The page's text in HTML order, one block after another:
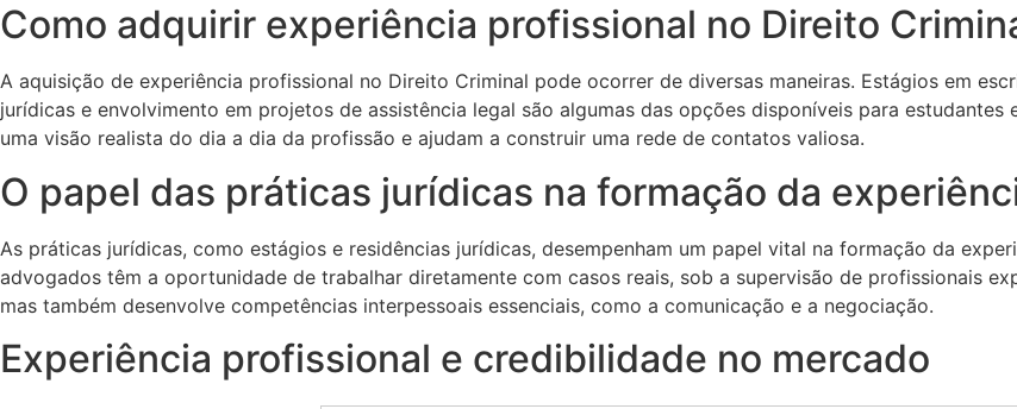
Como adquirir experiência profissional no Direito
A aquisição de experiência profissional no Direito Criminal pode ocorrer de diversas maneiras. Estágios em
jurídicas e envolvimento em projetos de assistência legal são algumas das opções disponíveis para
uma visão realista do dia a dia da profissão e ajudam a construir uma rede de contatos valiosa.
O papel das práticas jurídicas na formação da
As práticas jurídicas, como estágios e residências jurídicas, desempenham um papel vital na formação da
advogados têm a oportunidade de trabalhar diretamente com casos reais, sob a supervisão de profissionais
mas também desenvolve competências interpessoais essenciais, como a comunicação e a negociação.
Experiência profissional e credibilidade no mercado